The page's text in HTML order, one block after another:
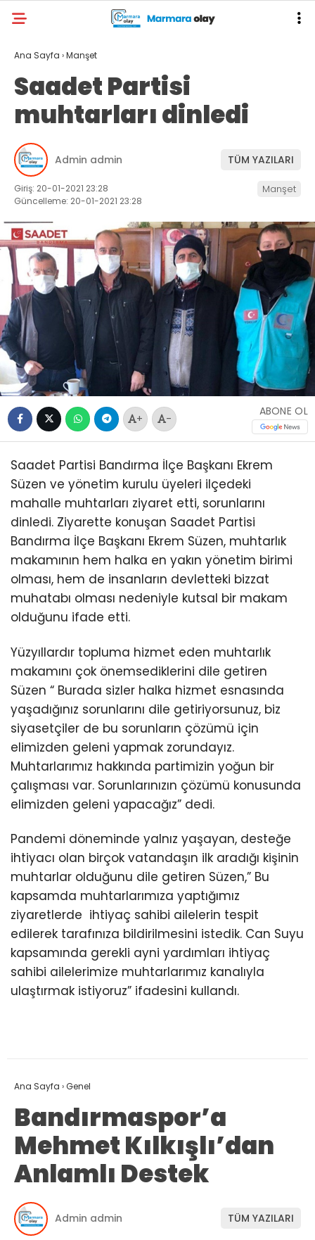
Ana Sayfa ›Manşet
Saadet Partisi
muhtarları dinledi
Admin admin TÜM YAZILARI
Giriş: 20-01-2021 23:28
Güncelleme: 20-01-2021 23:28
Manşet
+ -
ABONE OL
Saadet Partisi Bandırma İlçe Başkanı Ekrem
Süzen ve yönetim kurulu üyeleri ilçedeki
mahalle muhtarları ziyaret etti, sorunlarını
dinledi. Ziyarette konuşan Saadet Partisi
Bandırma İlçe Başkanı Ekrem Süzen, muhtarlık
makamının hem halka en yakın yönetim birimi
olması, hem de insanların devletteki bizzat
muhatabı olması nedeniyle kutsal bir makam
olduğunu ifade etti.
Yüzyıllardır topluma hizmet eden muhtarlık
makamını çok önemsediklerini dile getiren
Süzen “ Burada sizler halka hizmet esnasında
yaşadığınız sorunlarını dile getiriyorsunuz, biz
siyasetçiler de bu sorunların çözümü için
elimizden geleni yapmak zorundayız.
Muhtarlarımız hakkında partimizin yoğun bir
çalışması var. Sorunlarınızın çözümü konusunda
elimizden geleni yapacağız” dedi.
Pandemi döneminde yalnız yaşayan, desteğe
ihtiyacı olan birçok vatandaşın ilk aradığı kişinin
muhtarlar olduğunu dile getiren Süzen,” Bu
kapsamda muhtarlarımıza yaptığımız
ziyaretlerde ihtiyaç sahibi ailelerin tespit
edilerek tarafınıza bildirilmesini istedik. Can Suyu
kapsamında gerekli ayni yardımları ihtiyaç
sahibi ailelerimize muhtarlarımız kanalıyla
ulaştırmak istiyoruz” ifadesini kullandı.
Ana Sayfa ›Genel
Bandırmaspor’a
Mehmet Kılkışlı’dan
Anlamlı Destek
Admin admin TÜM YAZILARI